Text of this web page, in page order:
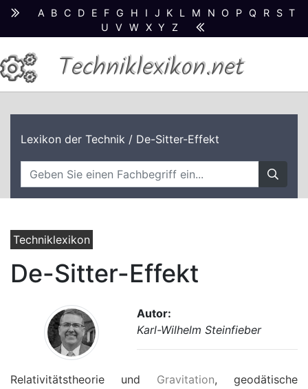
A B C D E F G H I J K L M N O P Q R S T
U
V W X Y Z
Techniklexikon.net
Lexikon der Technik / De-Sitter-Effekt
Techniklexikon
De-Sitter-Effekt
Autor:
Karl-Wilhelm Steinfieber
Relativitätstheorie und Gravitation, geodätische